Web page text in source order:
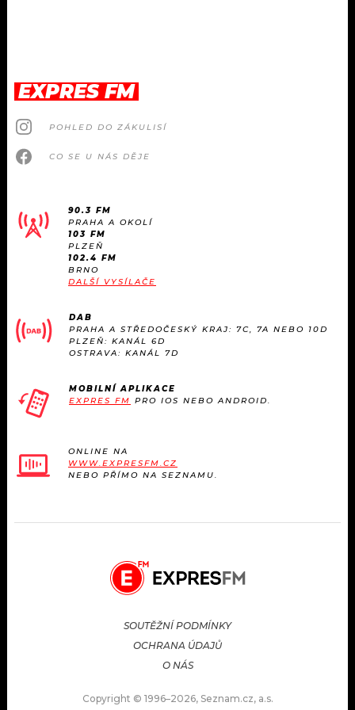
EXPRES FM
POHLED DO ZÁKULISÍ
CO SE U NÁS DĚJE
90.3 FM
PRAHA A OKOLÍ
103 FM
PLZEŇ
102.4 FM
BRNO
DALŠÍ VYSÍLAČE
DAB
PRAHA A STŘEDOČESKÝ KRAJ: 7C, 7A NEBO 10D
PLZEŇ: KANÁL 6D
OSTRAVA: KANÁL 7D
MOBILNÍ APLIKACE
EXPRES FM PRO IOS NEBO ANDROID.
ONLINE NA
WWW.EXPRESFM.CZ
NEBO PŘÍMO NA SEZNAMU.
SOUTĚŽNÍ PODMÍNKY
OCHRANA ÚDAJŮ
O NÁS
Copyright © 1996–2026, Seznam.cz, a.s.